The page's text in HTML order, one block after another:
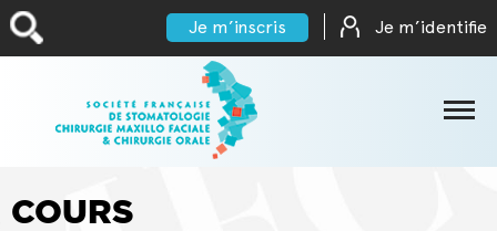
Je m’inscris Je m’identifie
COURS